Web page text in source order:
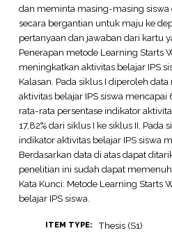
dan meminta masing-masing
secara bergantian untuk maju ke
pertanyaan dan jawaban dari kartu
Penerapan metode Learning Starts
meningkatkan aktivitas belajar IPS
Kalasan. Pada siklus I diperoleh
aktivitas belajar IPS siswa mencapai
rata-rata persentase indikator
17,82% dari siklus I ke siklus II. Pada
indikator aktivitas belajar IPS siswa
Berdasarkan data di atas dapat
penelitian ini sudah dapat
Kata Kunci: Metode Learning Starts
belajar IPS siswa.
ITEM TYPE: Thesis (S1)